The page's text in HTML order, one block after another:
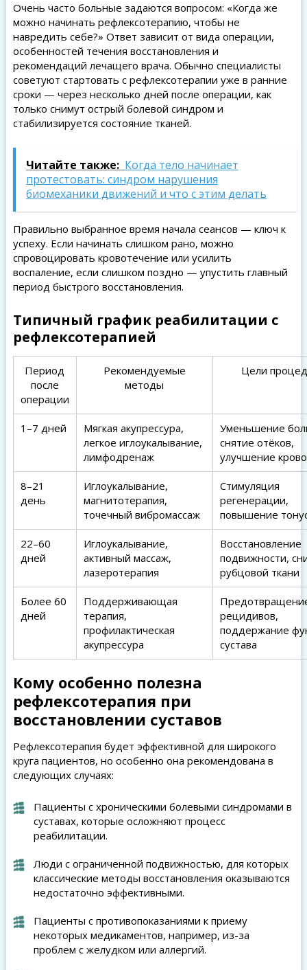
Очень часто больные задаются вопросом: «Когда же
можно начинать рефлексотерапию, чтобы не
навредить себе?» Ответ зависит от вида операции,
особенностей течения восстановления и
рекомендаций лечащего врача. Обычно специалисты
советуют стартовать с рефлексотерапии уже в ранние
сроки — через несколько дней после операции, как
только снимут острый болевой синдром и
стабилизируется состояние тканей.
Читайте также: Когда тело начинает
протестовать: синдром нарушения
биомеханики движений и что с этим делать
Правильно выбранное время начала сеансов — ключ к
успеху. Если начинать слишком рано, можно
спровоцировать кровотечение или усилить
воспаление, если слишком поздно — упустить главный
период быстрого восстановления.
Типичный график реабилитации с
рефлексотерапией
Период
после
операции
Рекомендуемые
методы
Цели
1–7 дней
Мягкая акупрессура,
легкое иглоукалывание,
лимфодренаж
Уменьшение
снятие отёков,
улучшение
8–21
день
Иглоукалывание,
магнитотерапия,
точечный вибромассаж
Стимуляция
регенерации,
повышение
22–60
дней
Иглоукалывание,
активный массаж,
лазеротерапия
Восстановление
подвижности,
рубцовой ткани
Более 60
дней
Поддерживающая
терапия,
профилактическая
акупрессура
рецидивов,
поддержание
сустава
Кому особенно полезна
рефлексотерапия при
восстановлении суставов
Рефлексотерапия будет эффективной для широкого
круга пациентов, но особенно она рекомендована в
следующих случаях:
Пациенты с хроническими болевыми синдромами в
суставах, которые осложняют процесс
реабилитации.
Люди с ограниченной подвижностью, для которых
классические методы восстановления оказываются
недостаточно эффективными.
Пациенты с противопоказаниями к приему
некоторых медикаментов, например, из-за
проблем с желудком или аллергий.